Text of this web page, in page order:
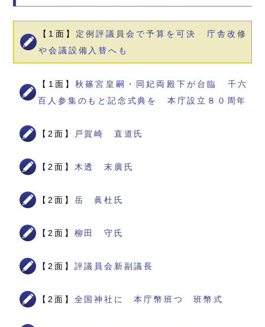
【1面】 定例評議員会で予算を可決 庁舎改修
や会議設備入替へも
【1面】秋篠宮皇嗣・同妃両殿下が台臨 千六
百人参集のもと記念式典を 本庁設立８０周年
【2面】 戸賀崎 直道氏
【2面】 木透 末廣氏
【2面】 岳 眞杜氏
【2面】 柳田 守氏
【2面】 評議員会新副議長
【2面】 全国神社に 本庁幣班つ 班幣式